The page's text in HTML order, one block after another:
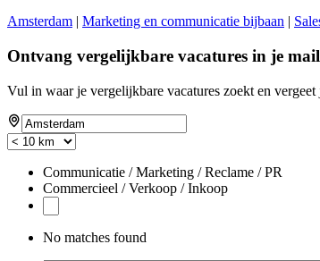
Amsterdam | Marketing en communicatie bijbaan |
Ontvang vergelijkbare vacatures in je
Vul in waar je vergelijkbare vacatures zoekt en vergeet
Communicatie / Marketing / Reclame / PR
Commercieel / Verkoop / Inkoop
No matches found